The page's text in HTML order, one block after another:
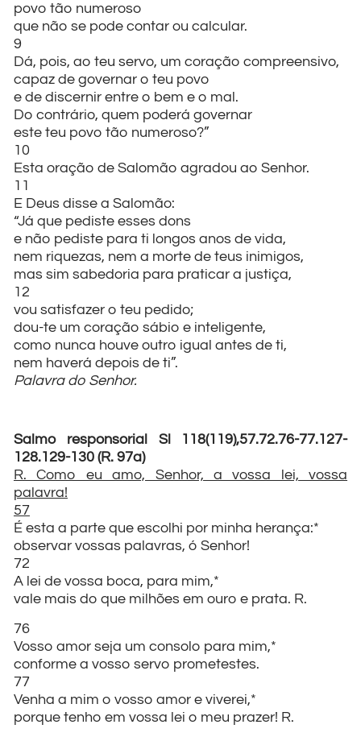
povo tão numeroso
que não se pode contar ou calcular.
9
Dá, pois, ao teu servo, um coração compreensivo,
capaz de governar o teu povo
e de discernir entre o bem e o mal.
Do contrário, quem poderá governar
este teu povo tão numeroso?”
10
Esta oração de Salomão agradou ao Senhor.
11
E Deus disse a Salomão:
“Já que pediste esses dons
e não pediste para ti longos anos de vida,
nem riquezas, nem a morte de teus inimigos,
mas sim sabedoria para praticar a justiça,
12
vou satisfazer o teu pedido;
dou-te um coração sábio e inteligente,
como nunca houve outro igual antes de ti,
nem haverá depois de ti”.
Palavra do Senhor.
Salmo responsorial Sl 118(119),57.72.76-77.127-
128.129-130 (R. 97a)
R. Como eu amo, Senhor, a vossa lei, vossa
palavra!
57
É esta a parte que escolhi por minha herança:*
observar vossas palavras, ó Senhor!
72
A lei de vossa boca, para mim,*
vale mais do que milhões em ouro e prata. R.
76
Vosso amor seja um consolo para mim,*
conforme a vosso servo prometestes.
77
Venha a mim o vosso amor e viverei,*
porque tenho em vossa lei o meu prazer! R.